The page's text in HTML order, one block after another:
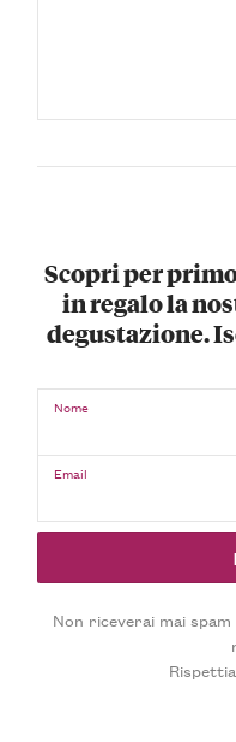
Scopri per
in regalo la
degustazione.
Nome
Email
Non riceverai mai